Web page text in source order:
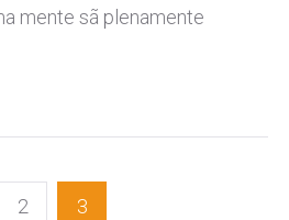
mente sã plenamente
2 3